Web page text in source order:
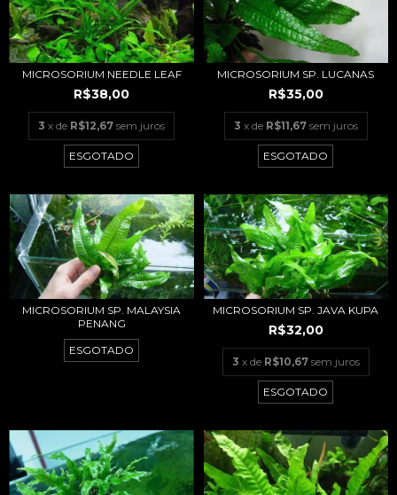
MICROSORIUM NEEDLE LEAF
R$38,00
3 x de R$12,67 sem juros
ESGOTADO
MICROSORIUM SP. LUCANAS
R$35,00
3 x de R$11,67 sem juros
ESGOTADO
MICROSORIUM SP. MALAYSIA
PENANG
ESGOTADO
MICROSORIUM SP. JAVA KUPA
R$32,00
3 x de R$10,67 sem juros
ESGOTADO